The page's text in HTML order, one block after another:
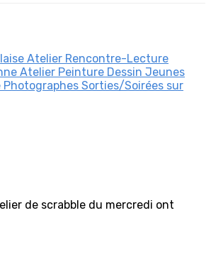
Atelier Rencontre-Lecture
Atelier Peinture Dessin Jeunes
Photographes Sorties/Soirées sur
de scrabble du mercredi ont